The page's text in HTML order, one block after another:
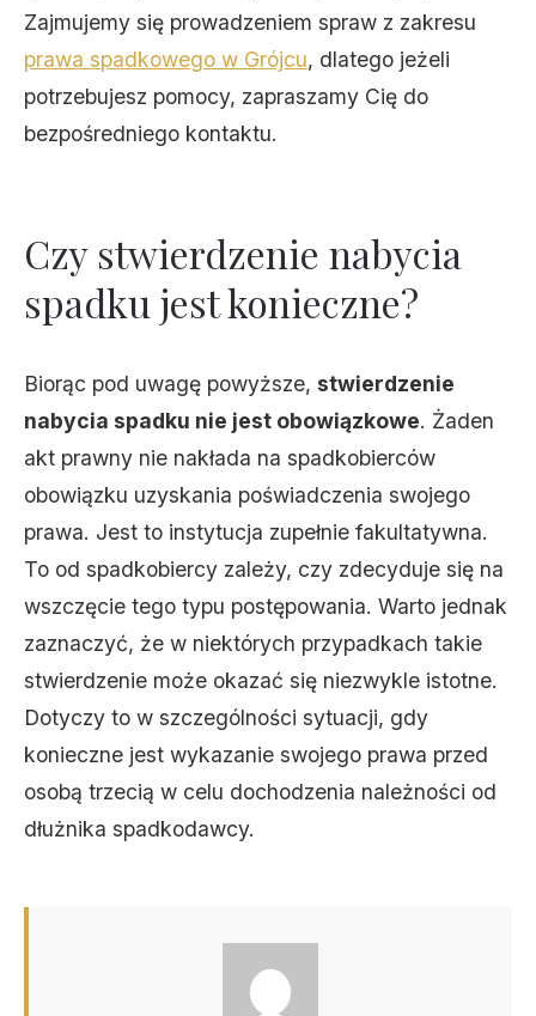
Zajmujemy się prowadzeniem spraw z zakresu
prawa spadkowego w Grójcu, dlatego jeżeli
potrzebujesz pomocy, zapraszamy Cię do
bezpośredniego kontaktu.
Czy stwierdzenie nabycia
spadku jest konieczne?
Biorąc pod uwagę powyższe, stwierdzenie
nabycia spadku nie jest obowiązkowe. Żaden
akt prawny nie nakłada na spadkobierców
obowiązku uzyskania poświadczenia swojego
prawa. Jest to instytucja zupełnie fakultatywna.
To od spadkobiercy zależy, czy zdecyduje się na
wszczęcie tego typu postępowania. Warto jednak
zaznaczyć, że w niektórych przypadkach takie
stwierdzenie może okazać się niezwykle istotne.
Dotyczy to w szczególności sytuacji, gdy
konieczne jest wykazanie swojego prawa przed
osobą trzecią w celu dochodzenia należności od
dłużnika spadkodawcy.